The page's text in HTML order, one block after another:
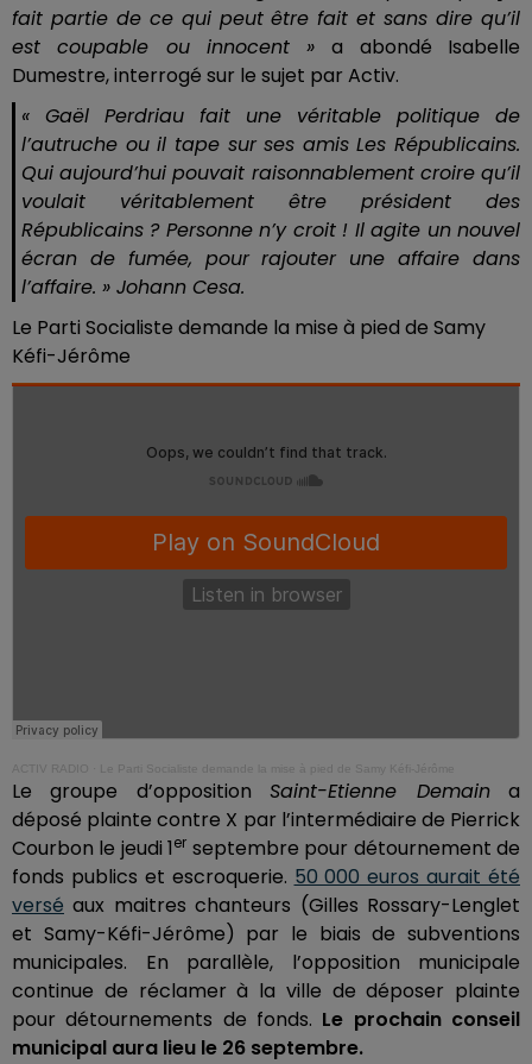
fait partie de ce qui peut être fait et sans dire qu’il
est coupable ou innocent »a abondé Isabelle
Dumestre, interrogé sur le sujet par Activ.
« Gaël Perdriau fait une véritable politique de
l’autruche ou il tape sur ses amis Les Républicains.
Qui aujourd’hui pouvait raisonnablement croire qu’il
voulait véritablement être président des
Républicains ? Personne n’y croit ! Il agite un nouvel
écran de fumée, pour rajouter une affaire dans
l’affaire. » Johann Cesa.
Le Parti Socialiste demande la mise à pied de Samy
Kéfi-Jérôme
ACTIV RADIO Le Parti Socialiste demande la mise à pied de Samy Kéfi-Jérôme
Le groupe d’oppositionSaint-Etienne Demaina
déposé plainte contre X par l’intermédiaire de Pierrick
Courbon le jeudi 1er septembre pour détournement de
fonds publics et escroquerie. 50 000 euros aurait été
versé aux maitres chanteurs (Gilles Rossary-Lenglet
et Samy-Kéfi-Jérôme) par le biais de subventions
municipales. En parallèle, l’opposition municipale
continue de réclamer à la ville de déposer plainte
pour détournements de fonds. Le prochain conseil
municipal aura lieu le 26 septembre.